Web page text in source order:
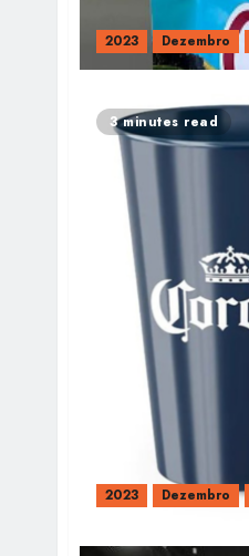
2023 Dezembro
3 minutes read
2023 Dezembro